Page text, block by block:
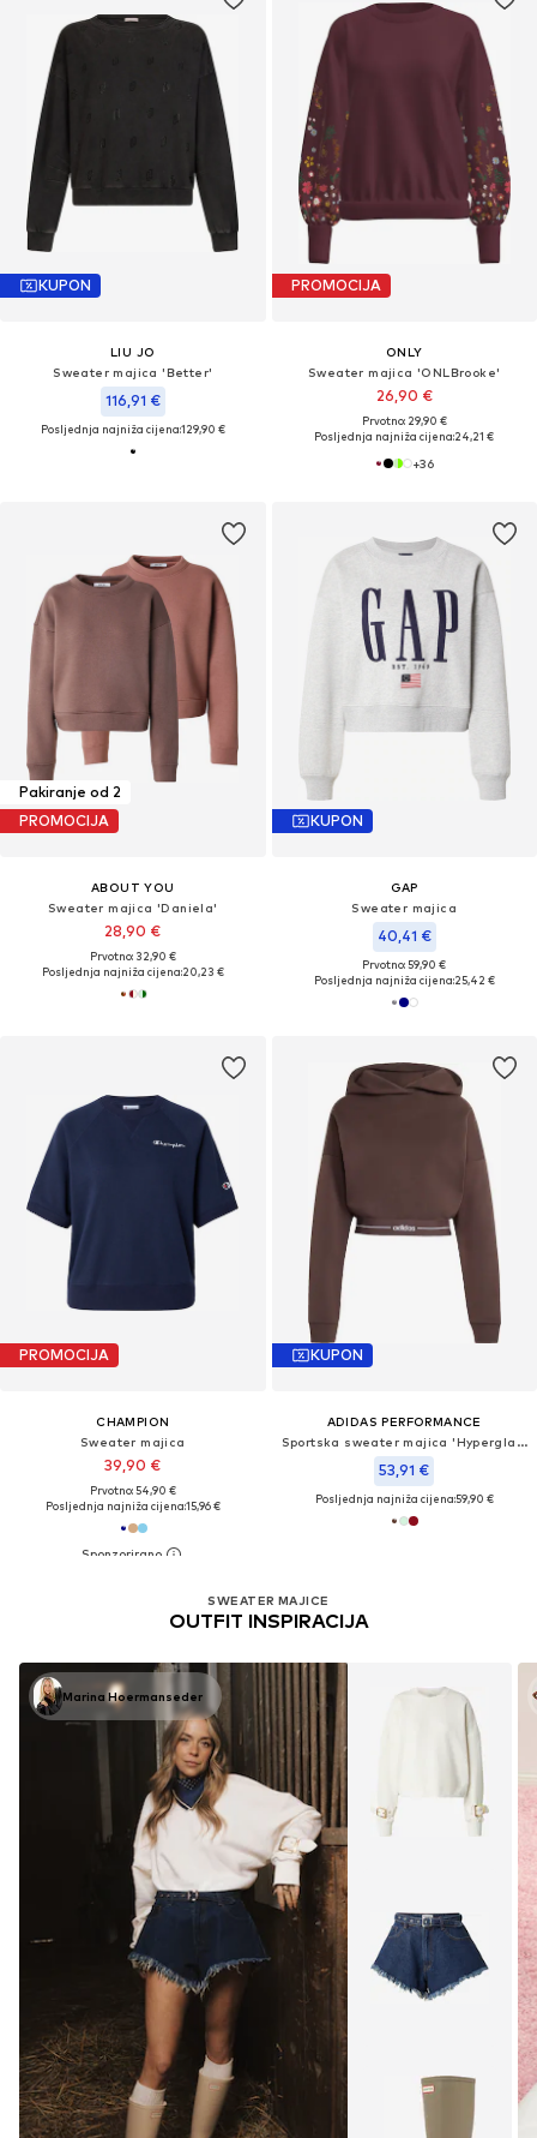
KUPON
LIU JO
Sweater majica 'Better'
116,91 €
Posljednja najniža cijena:129,90 €
PROMOCIJA
ONLY
Sweater majica 'ONLBrooke'
26,90 €
Prvotno: 29,90 €
Posljednja najniža cijena:24,21 €
+36
Pakiranje od 2
PROMOCIJA
ABOUT YOU
Sweater majica 'Daniela'
28,90 €
Prvotno: 32,90 €
Posljednja najniža cijena:20,23 €
KUPON
GAP
Sweater majica
40,41 €
Prvotno: 59,90 €
Posljednja najniža cijena:25,42 €
PROMOCIJA
CHAMPION
Sweater majica
39,90 €
Prvotno: 54,90 €
Posljednja najniža cijena:15,96 €
SWEATER MAJICE
OUTFIT INSPIRACIJA
Marina Hoermanseder
KUPON
ADIDAS PERFORMANCE
Sportska sweater majica 'Hyperglam'
53,91 €
Posljednja najniža cijena:59,90 €